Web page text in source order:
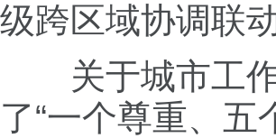
级跨区域协调联
关于城市工作
了“一个尊重、